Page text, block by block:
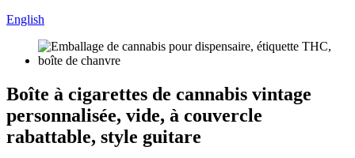
English
Boîte à cigarettes de cannabis vintage
personnalisée, vide, à couvercle
rabattable, style guitare